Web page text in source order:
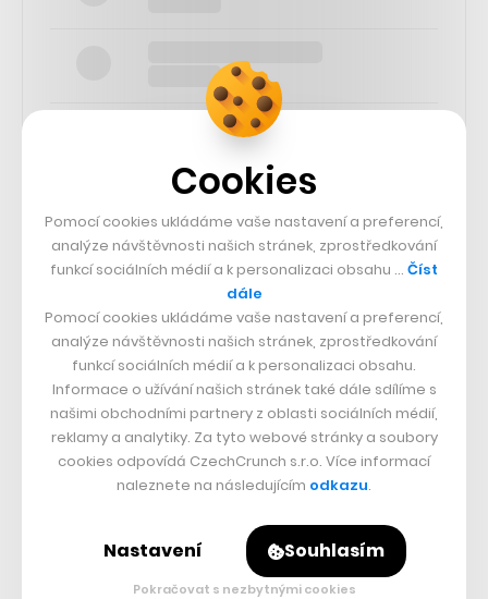
SLEDUJTE NÁS
73k
25k
56.4k
Cookies
Pomocí cookies ukládáme vaše nastavení a preferencí,
analýze návštěvnosti našich stránek, zprostředkování
funkcí sociálních médií a k personalizaci obsahu … Číst
dále
Pomocí cookies ukládáme vaše nastavení a preferencí,
analýze návštěvnosti našich stránek, zprostředkování
funkcí sociálních médií a k personalizaci obsahu.
Informace o užívání našich stránek také dále sdílíme s
našimi obchodními partnery z oblasti sociálních médií,
reklamy a analytiky. Za tyto webové stránky a soubory
cookies odpovídá CzechCrunch s.r.o. Více informací
naleznete na následujícím odkazu.
Nastavení Souhlasím
Pokračovat s nezbytnými cookies